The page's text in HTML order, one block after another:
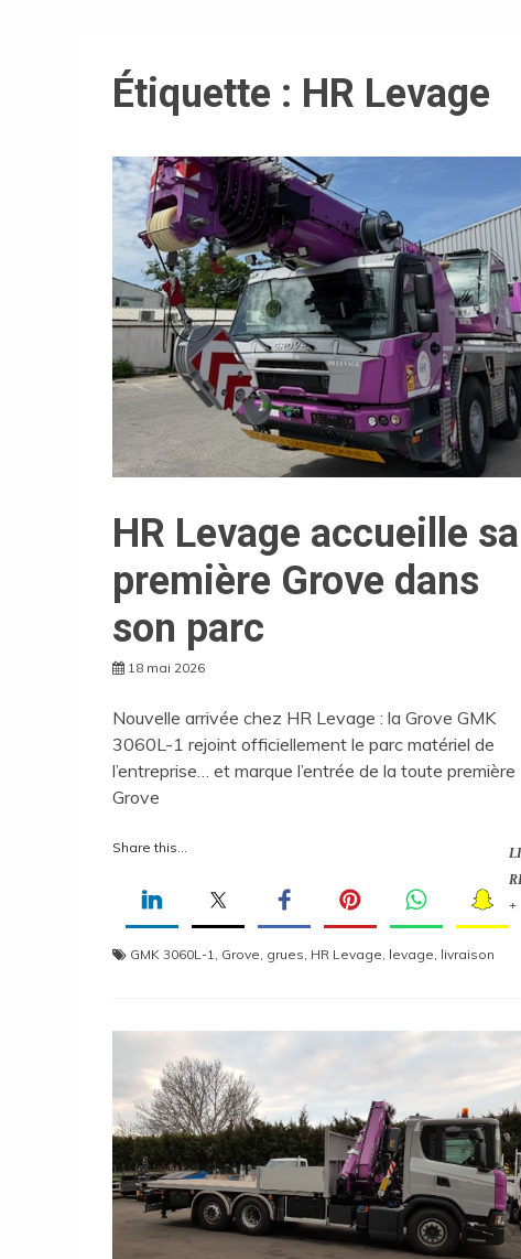
Étiquette : HR Levage
HR Levage accueille sa
première Grove dans
son parc
18 mai 2026
Nouvelle arrivée chez HR Levage : la Grove GMK
3060L-1 rejoint officiellement le parc matériel de
l’entreprise… et marque l’entrée de la toute première
Grove
Share this...
LI
+
GMK 3060L-1 Grove grues HR Levage levage livraison